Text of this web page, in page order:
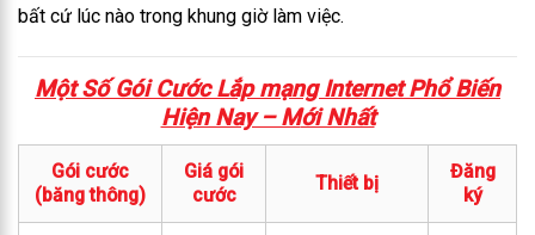
bất cứ lúc nào trong khung giờ làm việc.
Một Số Gói Cước Lắp mạng Internet Phổ Biến
Hiện Nay – Mới Nhất
Gói cước
(băng thông)
Giá gói
cước
Thiết bị
Đăng
ký